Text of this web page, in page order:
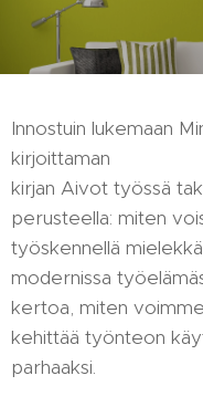
Innostuin lukemaan
kirjoittaman
kirjan Aivot työssä
perusteella: miten
työskennellä
modernissa
kertoa, miten
kehittää työnteon
parhaaksi.